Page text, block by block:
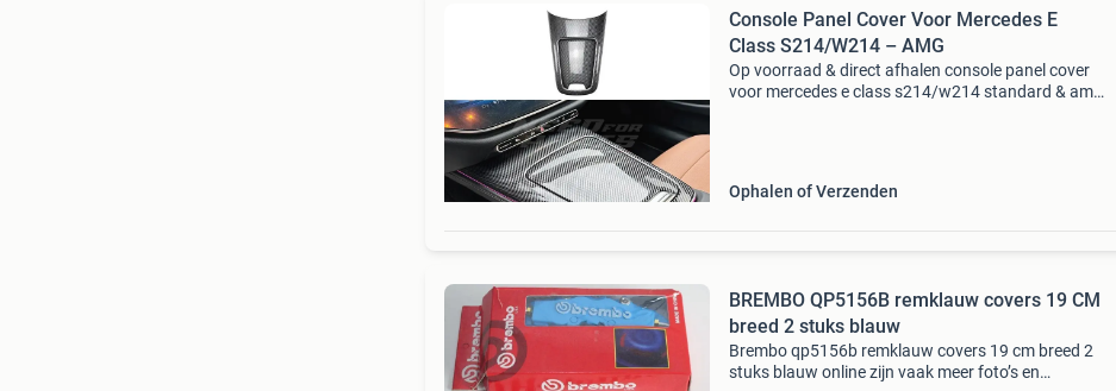
Console Panel Cover Voor Mercedes E
Class S214/W214 – AMG
Op voorraad & direct afhalen console panel cover
voor mercedes e class s214/w214 standard & amg
Ophalen of Verzenden
BREMBO QP5156B remklauw covers 19 CM
breed 2 stuks blauw
Brembo qp5156b remklauw covers 19 cm breed 2
stuks blauw online zijn vaak meer foto’s en